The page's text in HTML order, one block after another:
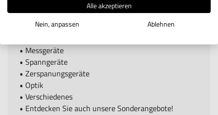
Im Werkzeug-Onlineshop von Hogetex werden Sie
garantiert fündig! Wir bieten Ihnen eine breite
Auswahl an professionellen Werkzeugen in den
• Messgeräte
• Spanngeräte
• Zerspanungsgeräte
• Optik
• Verschiedenes
• Entdecken Sie auch unsereSonderangebote!
Alle akzeptieren
Nein, anpassen
Ablehnen